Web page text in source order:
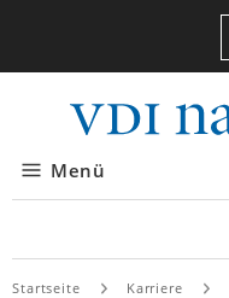
Menü
Startseite Karriere